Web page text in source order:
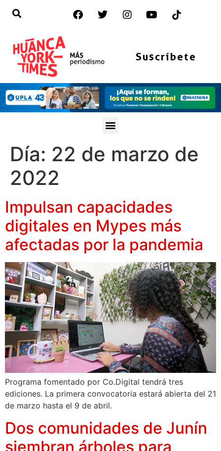
Suscríbete
Día: 22 de marzo de
2022
Impulsan capacidades
digitales en Mypes más
afectadas por la pandemia
Programa fomentado por Co.Digital tendrá tres
ediciones. La primera convocatoria estará abierta del 21
de marzo hasta el 9 de abril.
Dos comunidades de Junín
siembran árboles para